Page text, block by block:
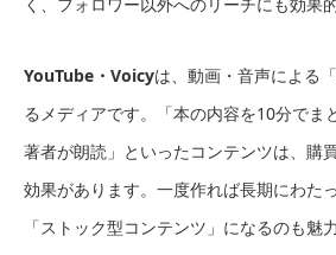
YouTube・Voicyは、動画・音声による
るメディアです。「本の内容を10分でま
著者が朗読」といったコンテンツは、購
効果があります。一度作れば長期にわた
「ストック型コンテンツ」になるのも魅